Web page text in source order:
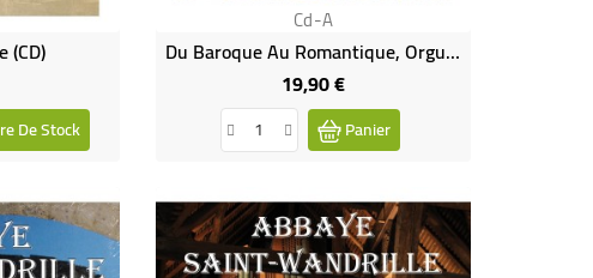
(CD)
De Stock
Cd-A
Du Baroque Au Romantique, Orgue (CD)
19,90 €Prix
Panier